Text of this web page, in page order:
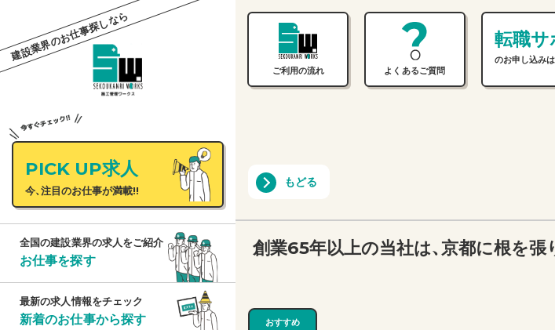
ご利用の流れ よくあるご質問
転職サ
のお申し込み
もどる
創業65年以上の当社は、京都に根を
おすすめ
建設業界のお仕事探しなら
PICK UP求人
今、注目のお仕事が満載!!
全国の建設業界の求人をご紹介
お仕事を探す
最新の求人情報をチェック
新着のお仕事から探す